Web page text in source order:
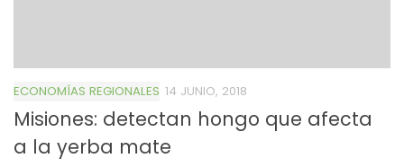
ECONOMÍAS REGIONALES 14 JUNIO, 2018
Misiones: detectan hongo que afecta
a la yerba mate